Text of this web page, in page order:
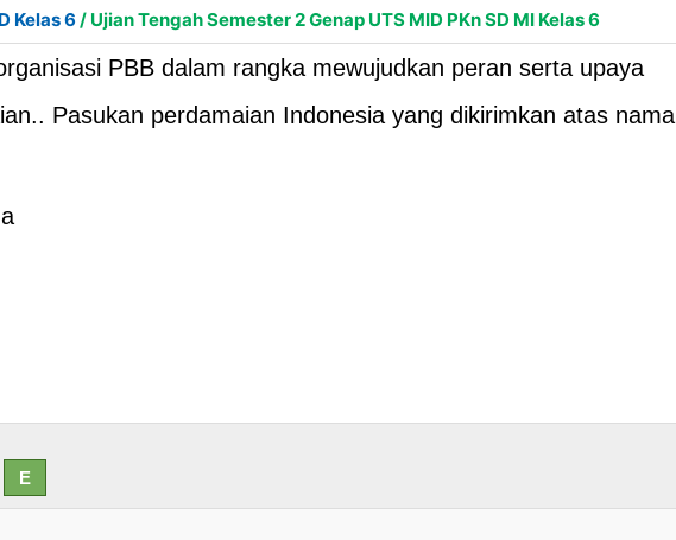
Kelas 6 / Ujian Tengah Semester 2 Genap UTS MID PKn SD MI Kelas 6
PBB dalam rangka mewujudkan peran serta upaya
Pasukan perdamaian Indonesia yang dikirimkan atas nama